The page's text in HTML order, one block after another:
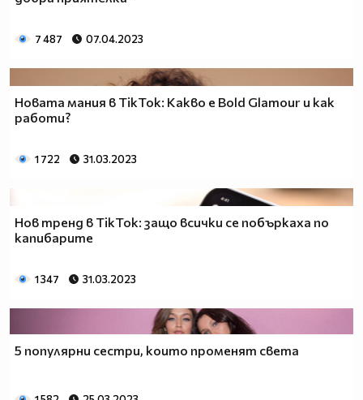
7 487 07.04.2023
Новата мания в TikTok: Какво е Bold Glamour и как
работи?
1 722 31.03.2023
Нов тренд в TikTok: защо всички се побъркаха по
капибарите
1 347 31.03.2023
5 популярни сестри, които променят света